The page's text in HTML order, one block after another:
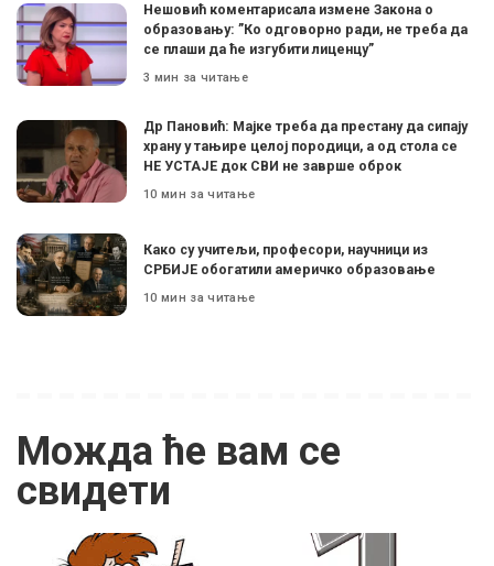
Нешовић коментарисала измене Закона о
образовању: ”Ко одговорно ради, не треба да
се плаши да ће изгубити лиценцу”
3 мин за читање
Др Пановић: Мајке треба да престану да сипају
храну у тањире целој породици, а од стола се
НЕ УСТАЈЕ док СВИ не заврше оброк
10 мин за читање
Како су учитељи, професори, научници из
СРБИЈЕ обогатили америчко образовање
10 мин за читање
Можда ће вам се
свидети